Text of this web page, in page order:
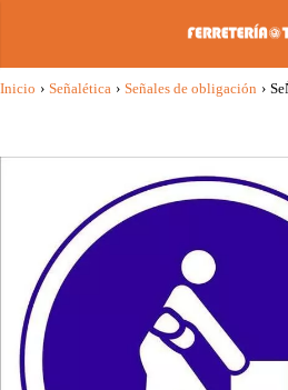
Inicio › Señalética › Señales de obligación ›